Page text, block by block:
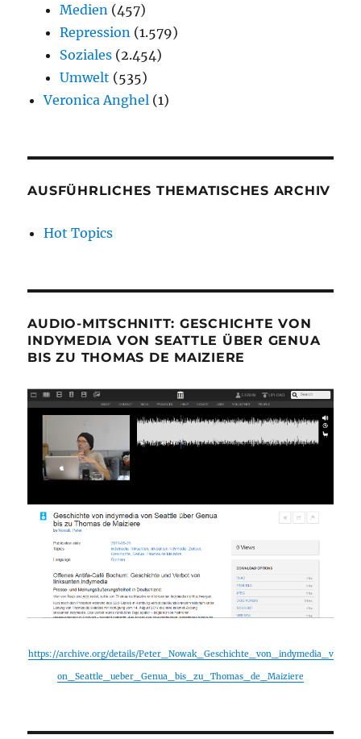
Medien (457)
Repression (1.579)
Soziales (2.454)
Umwelt (535)
Veronica Anghel (1)
AUSFÜHRLICHES THEMATISCHES ARCHIV
Hot Topics
AUDIO-MITSCHNITT: GESCHICHTE VON
INDYMEDIA VON SEATTLE ÜBER GENUA
BIS ZU THOMAS DE MAIZIERE
https://archive.org/details/Peter_Nowak_Geschichte_von_indymedia_v
on_Seattle_ueber_Genua_bis_zu_Thomas_de_Maiziere